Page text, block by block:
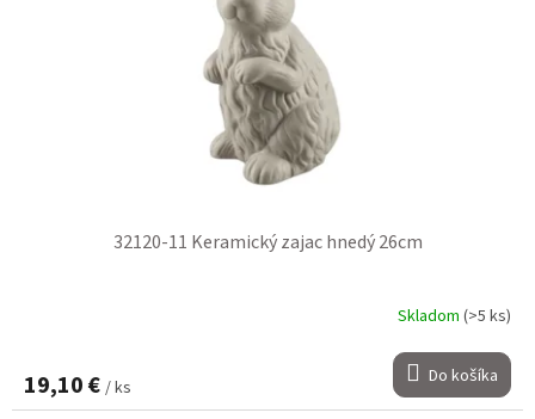
32120-11 Keramický zajac hnedý 26cm
Skladom (>5 ks)
19,10 € / ks Do košíka